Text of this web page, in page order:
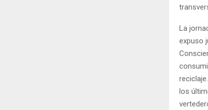
La
expuso
los